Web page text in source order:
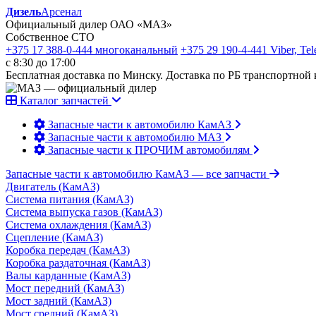
ДизельАрсенал
Официальный дилер ОАО «МАЗ»
Собственное СТО
+375 17 388-0-444 многоканальный +375 29 190-4-441 Viber,
с 8:30 до 17:00
Бесплатная доставка по Минску. Доставка по РБ транспортной
Каталог запчастей
Запасные части к автомобилю КамАЗ
Запасные части к автомобилю МАЗ
Запасные части к ПРОЧИМ автомобилям
Запасные части к автомобилю КамАЗ — все запчасти
Двигатель (КамАЗ)
Система питания (КамАЗ)
Система выпуска газов (КамАЗ)
Система охлаждения (КамАЗ)
Сцепление (КамАЗ)
Коробка передач (КамАЗ)
Коробка раздаточная (КамАЗ)
Валы карданные (КамАЗ)
Мост передний (КамАЗ)
Мост задний (КамАЗ)
Мост средний (КамАЗ)